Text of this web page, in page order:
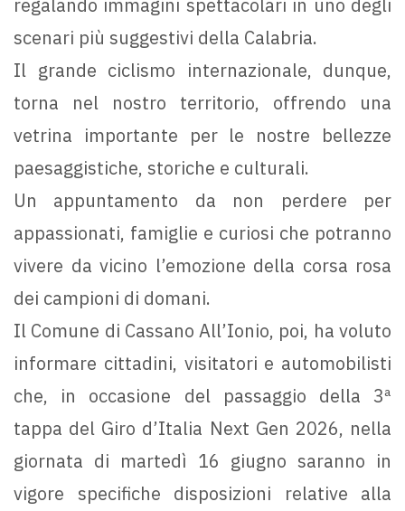
scenari più suggestivi della Calabria.
Il grande ciclismo internazionale, dunque,
torna nel nostro territorio, offrendo una
vetrina importante per le nostre bellezze
paesaggistiche, storiche e culturali.
Un appuntamento da non perdere per
appassionati, famiglie e curiosi che potranno
vivere da vicino l’emozione della corsa rosa
dei campioni di domani.
Il Comune di Cassano All’Ionio, poi, ha voluto
informare cittadini, visitatori e automobilisti
che, in occasione del passaggio della 3ª
tappa del Giro d’Italia Next Gen 2026, nella
giornata di martedì 16 giugno saranno in
vigore specifiche disposizioni relative alla